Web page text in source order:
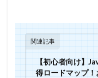
関連記事
【初心者向け】
得ロードマップ